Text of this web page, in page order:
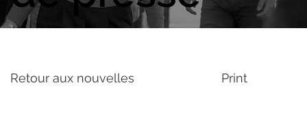
Retour aux nouvelles Print